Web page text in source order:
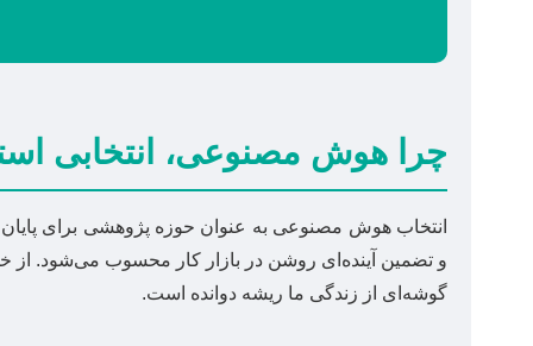
چرا هوش مصنوعی، انتخابی
انتخاب هوش مصنوعی به عنوان حوزه پژوهشی برای
و تضمین آینده‌ای روشن در بازار کار محسوب می‌شود.
گوشه‌ای از زندگی ما ریشه دوانده است.